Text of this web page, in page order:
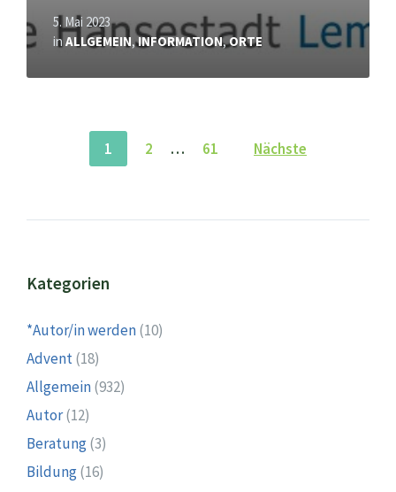
5. Mai 2023
in ALLGEMEIN,INFORMATION,ORTE
Seitennummerierung
Beiträge
1 2 … 61 Nächste
Kategorien
*Autor/in werden(10)
Advent(18)
Allgemein(932)
Autor(12)
Beratung(3)
Bildung(16)